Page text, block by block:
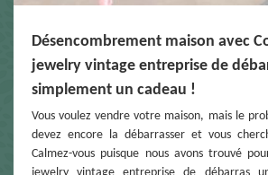
Désencombrement maison avec
jewelry vintage entreprise de
simplement un cadeau !
Vous voulez vendre votre maison, mais le
devez encore la débarrasser et vous
Calmez-vous puisque nous avons trouvé